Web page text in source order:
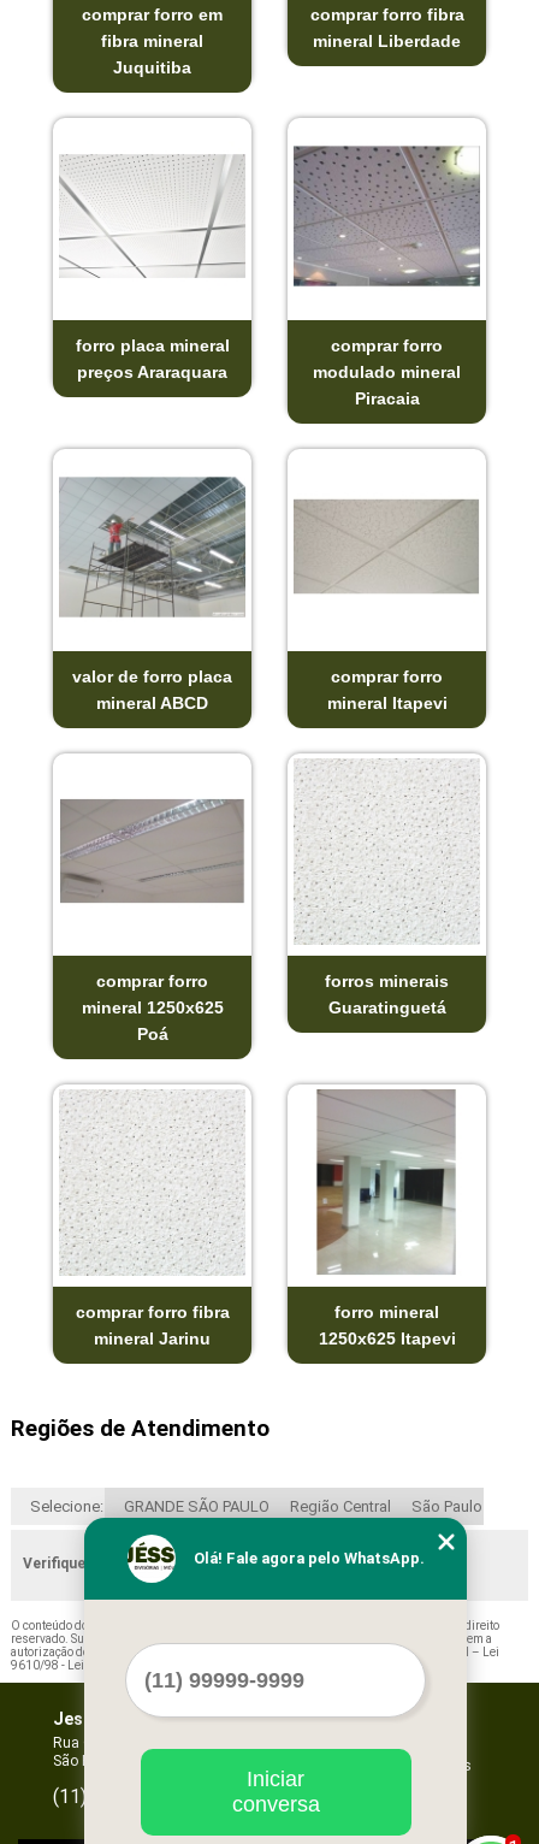
comprar forro em
fibra mineral
Juquitiba
comprar forro fibra
mineral Liberdade
forro placa mineral
preços Araraquara
comprar forro
modulado mineral
Piracaia
valor de forro placa
mineral ABCD
comprar forro
mineral Itapevi
comprar forro
mineral 1250x625
Poá
forros minerais
Guaratinguetá
comprar forro fibra
mineral Jarinu
forro mineral
1250x625 Itapevi
Regiões de Atendimento
Selecione: GRANDE SÃO PAULO Região Central São Paulo
Verifique as regiões que atendemos
O conteúdo do texto "
" é de direito
reservado. Sua reprodução, parcial ou total, mesmo citando nossos links, é proibida sem a
autorização do autor. Crime de violação de direito autoral – artigo 184 do Código Penal –
Lei
9610/98 - Lei de direitos autorais
Jessica Forros e Divisórias
Rua Oscar Horta, 269 - Mooca
São Paulo - SP - CEP: 03105-110
(11)
Serviços
Olá! Fale agora pelo WhatsApp.
Iniciar
conversa